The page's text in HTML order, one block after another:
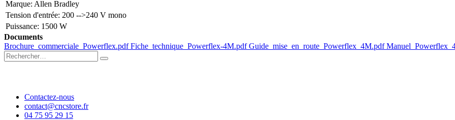
Marque: Allen Bradley
Tension d'entrée: 200 -->240 V mono
Puissance: 1500 W
Documents
Brochure_commerciale_Powerflex.pdfFiche_technique_Powerflex-4M.pdfGuide_mise_en_route_Powerflex_4M.pdf
Contactez-nous
contact@cncstore.fr
04 75 95 29 15